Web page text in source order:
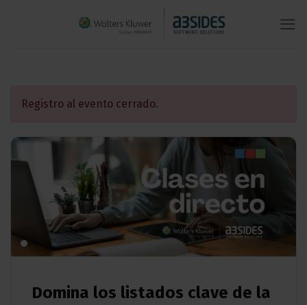
Registro al evento cerrado.
Domina los listados clave de la